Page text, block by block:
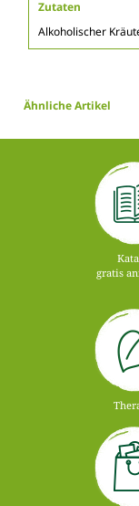
Zutaten
Alkoholischer
Ähnliche Artikel
gratis